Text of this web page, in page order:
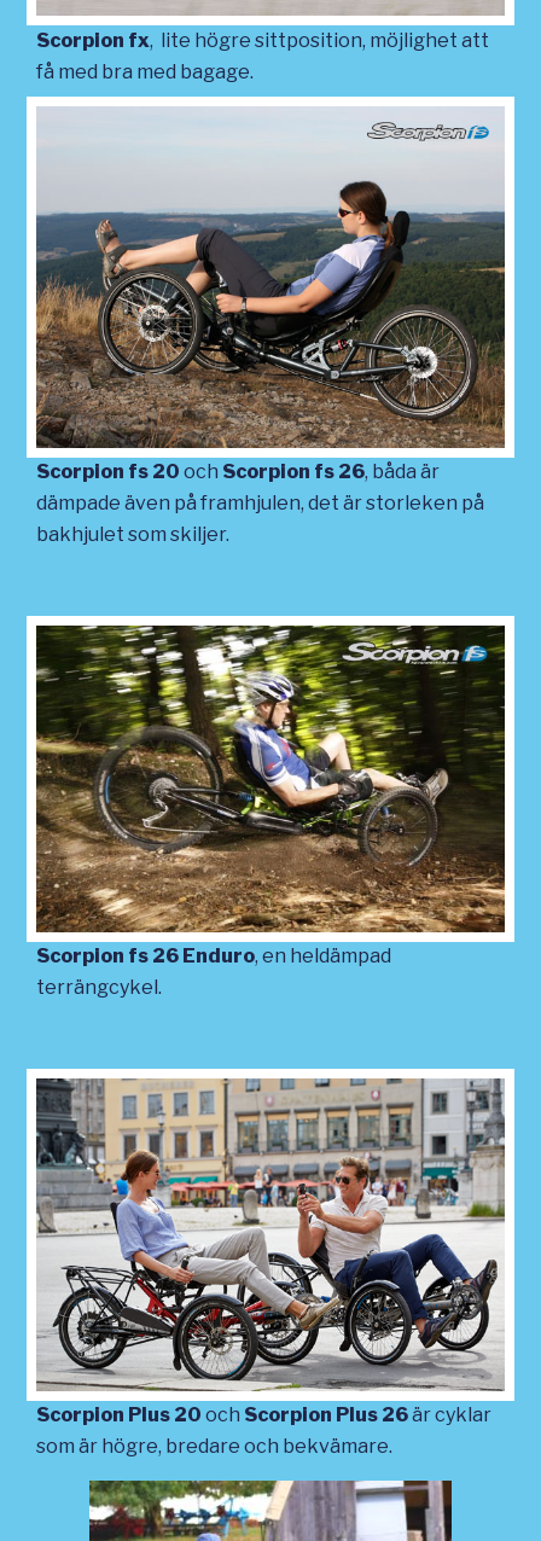
Scorpion fx, lite högre sittposition, möjlighet att
få med bra med bagage.
Scorpion fs 20 och Scorpion fs 26, båda är
dämpade även på framhjulen, det är storleken på
bakhjulet som skiljer.
Scorpion fs 26 Enduro, en heldämpad
terrängcykel.
Scorpion Plus 20 och Scorpion Plus 26är cyklar
som är högre, bredare och bekvämare.